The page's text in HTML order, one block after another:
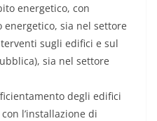
energetico, con
sia nel settore
sugli edifici e sul
sia nel settore
degli edifici
l’installazione di